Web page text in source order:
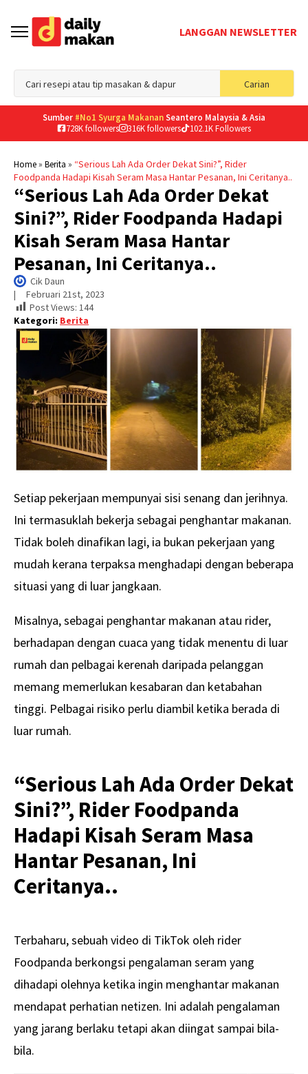
LANGGAN NEWSLETTER
Carian
for:
Sumber #No1 Syurga MakananSeantero Malaysia & Asia
728K followers
316K followers 102.1K Followers
Home» Berita » “Serious Lah Ada Order Dekat Sini?”, Rider
Foodpanda Hadapi Kisah Seram Masa Hantar Pesanan, Ini Ceritanya..
“Serious Lah Ada Order Dekat
Sini?”, Rider Foodpanda Hadapi
Kisah Seram Masa Hantar
Pesanan, Ini Ceritanya..
Cik Daun
| Februari 21st, 2023
Post Views: 144
Kategori: Berita
Setiap pekerjaan mempunyai sisi senang dan jerihnya.
Ini termasuklah bekerja sebagai penghantar makanan.
Tidak boleh dinafikan lagi, ia bukan pekerjaan yang
mudah kerana terpaksa menghadapi dengan beberapa
situasi yang di luar jangkaan.
Misalnya, sebagai penghantar makanan atau rider,
berhadapan dengan cuaca yang tidak menentu di luar
rumah dan pelbagai kerenah daripada pelanggan
memang memerlukan kesabaran dan ketabahan
tinggi. Pelbagai risiko perlu diambil ketika berada di
luar rumah.
“Serious Lah Ada Order Dekat
Sini?”, Rider Foodpanda
Hadapi Kisah Seram Masa
Hantar Pesanan, Ini
Ceritanya..
Terbaharu, sebuah video di TikTok oleh rider
Foodpanda berkongsi pengalaman seram yang
dihadapi olehnya ketika ingin menghantar makanan
mendapat perhatian netizen. Ini adalah pengalaman
yang jarang berlaku tetapi akan diingat sampai bila-
bila.